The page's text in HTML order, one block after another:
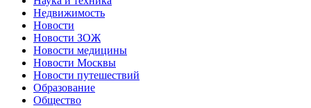
Недвижимость
Новости
Новости ЗОЖ
Новости медицины
Новости Москвы
Новости путешествий
Образование
Общество